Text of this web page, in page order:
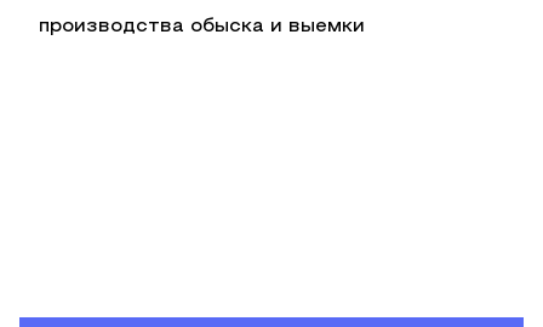
производства обыска и выемки